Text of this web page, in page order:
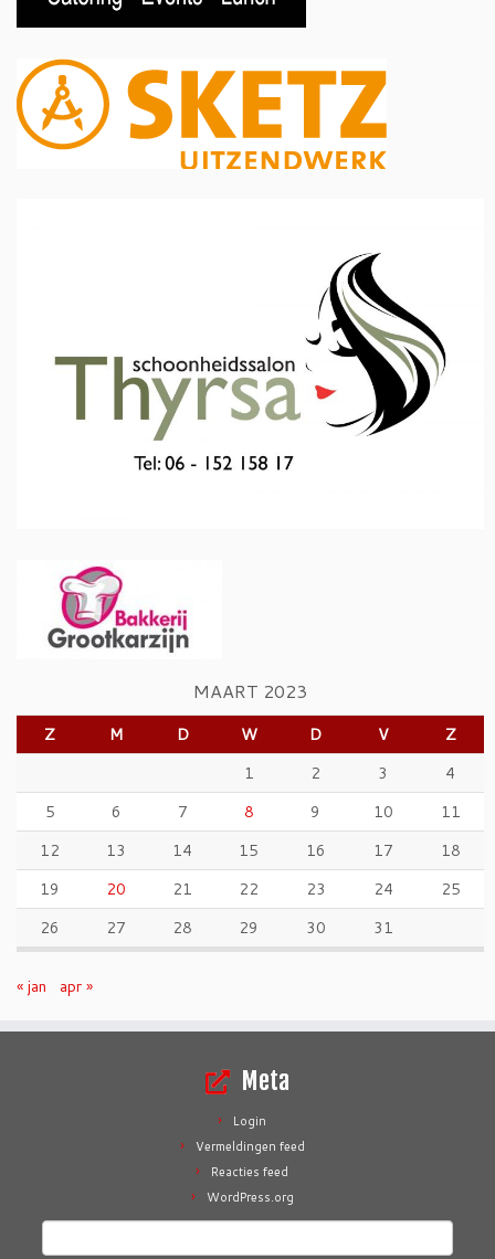
MAART 2023
Z M D W D V
Z
1
2 3
4
5
6 7 8 9 10
11
12
13 14 15 16 17
18
19
20 21 22 23 24
25
26
27 28 29 30 31
« jan apr »
Meta
Login
Vermeldingen feed
Reacties feed
WordPress.org